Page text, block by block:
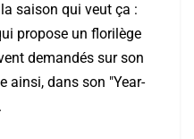
saison qui veut ça :
propose un florilège
demandés sur son
ainsi, dans son "Year-